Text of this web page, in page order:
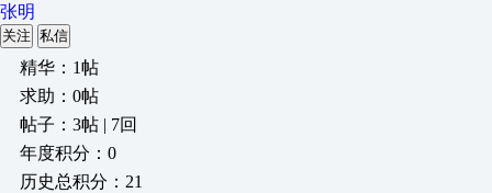
张明
关注 私信
精华：1帖
求助：0帖
帖子：3帖 | 7回
年度积分：0
历史总积分：21